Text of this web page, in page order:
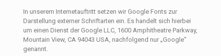
In unserem Internetauftritt setzen wir Google Fonts zur
Darstellung externer Schriftarten ein. Es handelt sich hierbei
um einen Dienst der Google LLC, 1600 Amphitheatre Parkway,
Mountain View, CA 94043 USA, nachfolgend nur „Google“
genannt.